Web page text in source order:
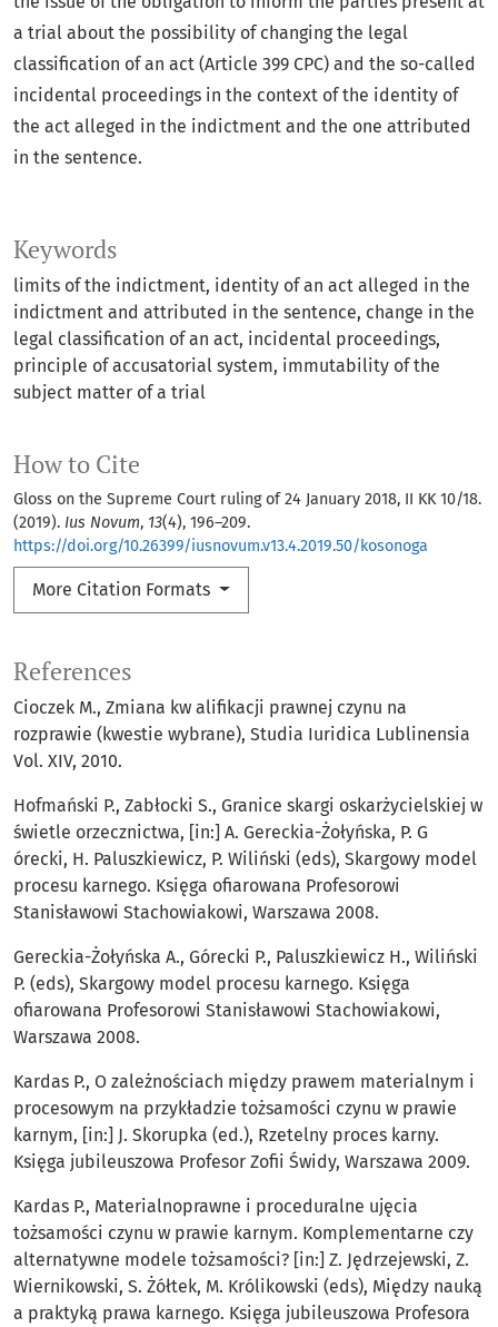
Keywords
limits of the indictment identity of an act alleged in the
indictment and attributed in the sentence change in the
legal classification of an act incidental proceedings
principle of accusatorial system immutability of the
subject matter of a trial
How to Cite
Gloss on the Supreme Court ruling of 24 January 2018, II KK 10/18.
(2019). Ius Novum, 13(4), 196–209.
https://doi.org/10.26399/iusnovum.v13.4.2019.50/kosonoga
More Citation Formats
a trial about the possibility of changing the legal
classification of an act (Article 399 CPC) and the so-called
incidental proceedings in the context of the identity of
the act alleged in the indictment and the one attributed
in the sentence.
References
Cioczek M., Zmiana kw alifikacji prawnej czynu na
rozprawie (kwestie wybrane), Studia Iuridica Lublinensia
Vol. XIV, 2010.
Hofmański P., Zabłocki S., Granice skargi oskarżycielskiej w
świetle orzecznictwa, [in:] A. Gereckia-Żołyńska, P. G
órecki, H. Paluszkiewicz, P. Wiliński (eds), Skargowy model
procesu karnego. Księga ofiarowana Profesorowi
Stanisławowi Stachowiakowi, Warszawa 2008.
Gereckia-Żołyńska A., Górecki P., Paluszkiewicz H., Wiliński
P. (eds), Skargowy model procesu karnego. Księga
ofiarowana Profesorowi Stanisławowi Stachowiakowi,
Warszawa 2008.
Kardas P., O zależnościach między prawem materialnym i
procesowym na przykładzie tożsamości czynu w prawie
karnym, [in:] J. Skorupka (ed.), Rzetelny proces karny.
Księga jubileuszowa Profesor Zofii Świdy, Warszawa 2009.
Kardas P., Materialnoprawne i proceduralne ujęcia
tożsamości czynu w prawie karnym. Komplementarne czy
alternatywne modele tożsamości? [in:] Z. Jędrzejewski, Z.
Wiernikowski, S. Żółtek, M. Królikowski (eds), Między nauką
a praktyką prawa karnego. Księga jubileuszowa Profesora